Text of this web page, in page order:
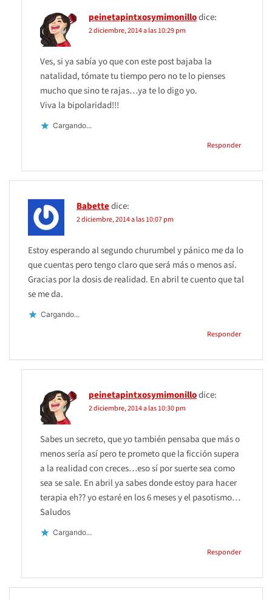
peinetapintxosymimonillodice:
2 diciembre, 2014 a las 10:29 pm
Ves, si ya sabía yo que con este post bajaba la
natalidad, tómate tu tiempo pero no te lo pienses
mucho que sino te rajas…ya te lo digo yo.
Viva la bipolaridad!!!
Cargando...
Responder
Babettedice:
2 diciembre, 2014 a las 10:07 pm
Estoy esperando al segundo churumbel y pánico me da lo
que cuentas pero tengo claro que será más o menos así.
Gracias por la dosis de realidad. En abril te cuento que tal
se me da.
Cargando...
Responder
peinetapintxosymimonillodice:
2 diciembre, 2014 a las 10:30 pm
Sabes un secreto, que yo también pensaba que más o
menos sería así pero te prometo que la ficción supera
a la realidad con creces…eso sí por suerte sea como
sea se sale. En abril ya sabes donde estoy para hacer
terapia eh?? yo estaré en los 6 meses y el pasotismo…
Saludos
Cargando...
Responder